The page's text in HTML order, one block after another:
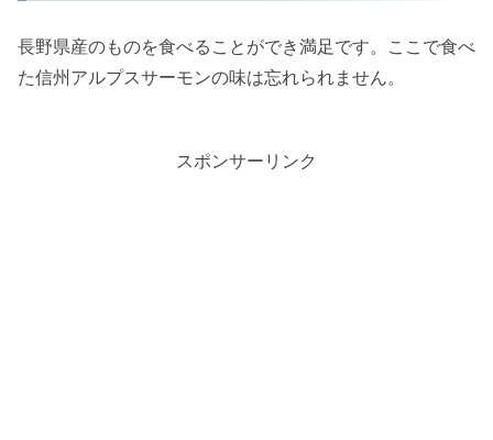
長野県産のものを食べることができ満足です。ここで食べ
た信州アルプスサーモンの味は忘れられません。
スポンサーリンク